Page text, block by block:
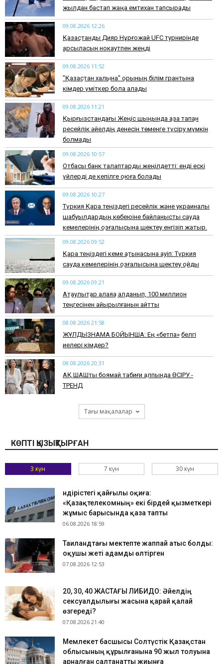
жылдан бастап жаңа емтихан тапсырады
09.08.2026 12:26
Қазақстандық Дияр Нұрғожай UFC турнирінде
қарсыласын нокаутпен жеңді
09.08.2026 11:52
"Қазақстан халқына" қорының білім грантына
кімдер үміткер бола алады
09.08.2026 11:21
Қырғызстандағы Жеңіс шыңында қаза тапқан
ресейлік әйелдің денесін төменге түсіру мүмкін
болмады
09.08.2026 10:57
Отбасы банк талаптарды жеңілдетті: енді ескі
үйлерді де кепілге қоюға болады
09.08.2026 10:27
Түркия Қара теңіздегі ресейлік және украиналық
шабуылдардың көбеюіне байланысты сауда
кемелерінің қозғалысына шектеу енгізіп жатыр.
09.08.2026 09:52
Қара теңіздегі кеме қатынасына қауіп: Түркия
сауда кемелерінің қозғалысына шектеу қойды
09.08.2026 09:21
Ақтаулықтар алаяққа алданып, 100 миллион
теңгесінен айырылғанын айтты
08.08.2026 21:58
ЖҰЛДЫЗНАМА БОЙЫНША: Ең «бетпақ» белгі
иелері кімдер?
08.08.2026 20:31
АҚ ШАШты боямай табиғи қалпында ӨСІРУ -
ТРЕНД
Тағы мақалалар
КӨПТІ ҚЫЗЫҚТЫРҒАН
3 күн 7 күн 30 күн
Өндірістегі қайғылы оқиға:
«Қазақтелекомның» екі бірдей қызметкері
жұмыс барысында қаза тапты
06.08.2026 18:59
Таиландтағы мектепте жаппай атыс болды:
оқушы жеті адамды өлтірген
07.08.2026 12:53
​20, 30, 40 ЖАСТАҒЫ ЛИБИДО: Әйелдің
сексуалдылығы жасына қарай қалай
өзгереді?
07.08.2026 21:40
Мемлекет басшысы Солтүстік Қазақстан
облысының құрылғанына 90 жыл толуына
арналған салтанатты жиынға